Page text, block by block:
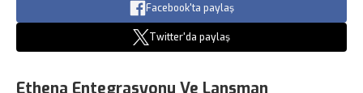
Facebook'ta paylaş
Twitter'da paylaş
Ethena Entegrasyonu Ve Lansman